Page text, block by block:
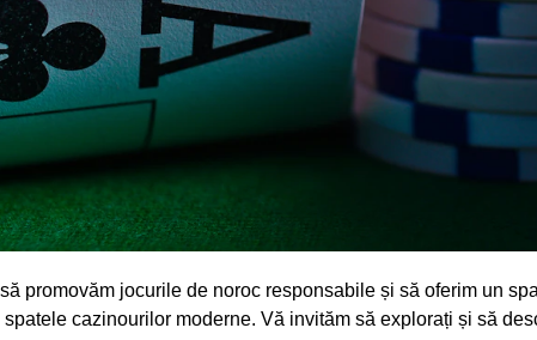
promovăm jocurile de noroc responsabile și să oferim un
cazinourilor moderne. Vă invităm să explorați și să